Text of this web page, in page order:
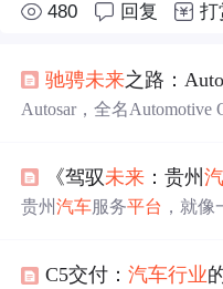
480 回复 打
驰骋未来之路：
Autosar，全名Automotive
整个汽车行业实现更高效
osar的现代化转变是
汽车
展趋势有了更为全面的了
《驾驭未来 ：贵州
贵州汽车服务平台 ，就像
启航，每一次加油都是一
C5交付：汽车行业